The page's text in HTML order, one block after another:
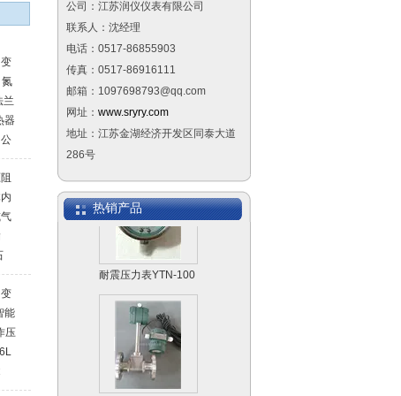
兰
器
能
压
公司：江苏润仪仪表有限公司
联系人：沈经理
电话：0517-86855903
传真：0517-86916111
邮箱：1097698793@qq.com
网址： www.sryry.com
地址：江苏金湖经济开发区同泰大道
286号
热销产品
侧装远传磁翻板液位
隔膜压力表
耐震压力表YTN-100
分体式涡街流量计